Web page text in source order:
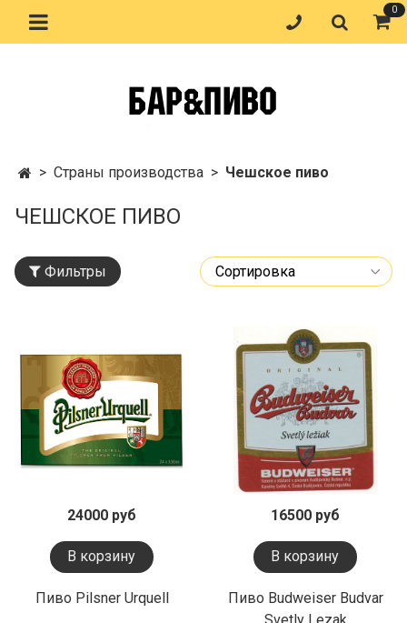
0
Страны производства Чешское пиво
ЧЕШСКОЕ ПИВО
Фильтры
24000 руб
В корзину
Пиво Pilsner Urquell
16500 руб
В корзину
Пиво Budweiser Budvar